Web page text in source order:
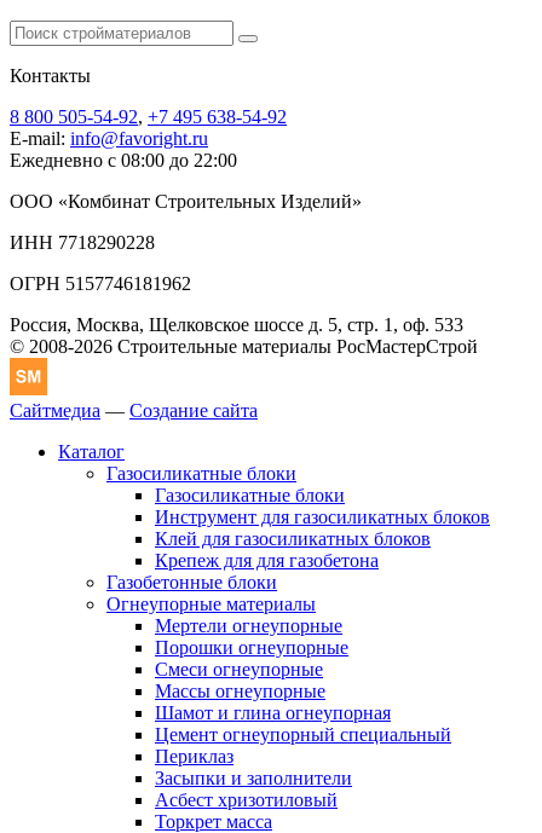
Контакты
8 800 505-54-92, +7 495 638-54-92
E-mail: info@favoright.ru
Ежедневно с 08:00 до 22:00
ООО «Комбинат Строительных Изделий»
ИНН 7718290228
ОГРН 5157746181962
Россия, Москва, Щелковское шоссе д. 5, стр. 1, оф. 533
© 2008-2026 Строительные материалы РосМастерСтрой
Сайтмедиа — Создание сайта
Каталог
Газосиликатные блоки
Газосиликатные блоки
Инструмент для газосиликатных блоков
Клей для газосиликатных блоков
Крепеж для для газобетона
Газобетонные блоки
Огнеупорные материалы
Мертели огнеупорные
Порошки огнеупорные
Смеси огнеупорные
Массы огнеупорные
Шамот и глина огнеупорная
Цемент огнеупорный специальный
Периклаз
Засыпки и заполнители
Асбест хризотиловый
Торкрет масса